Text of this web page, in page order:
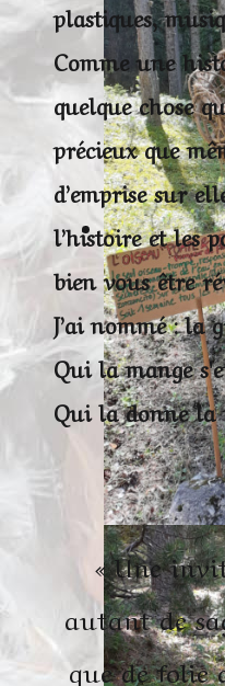
plastiques,
Comme une
quelque chose
précieux que
d’emprise sur
l’histoire et les
bien vous être
J’ai nommé : la
Qui la mange
Qui la donne
« Une
autant de
que de folie